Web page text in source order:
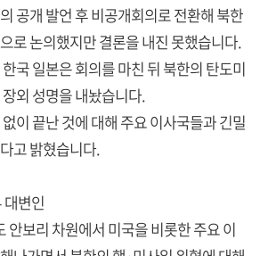
공개 발언 후 비공개회의로 전환해 북한
로 논의했지만 결론을 내진 못했습니다.
국 일본은 회의를 마친 뒤 북한의 탄도미
외 성명을 내놨습니다.
이 끝난 것에 대해 주요 이사국들과 긴밀
고 밝혔습니다.
대변인
안보리 차원에서 미국을 비롯한 주요 이